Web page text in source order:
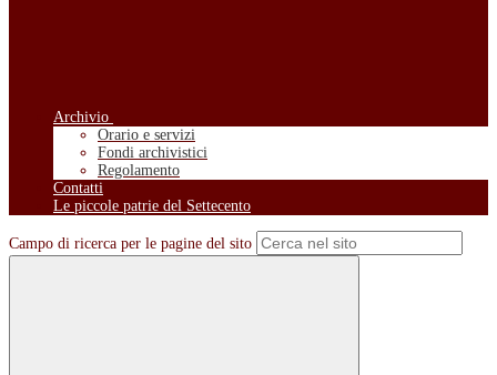
Archivio
Orario e servizi
Fondi archivistici
Regolamento
Contatti
Le piccole patrie del Settecento
Campo di ricerca per le pagine del sito